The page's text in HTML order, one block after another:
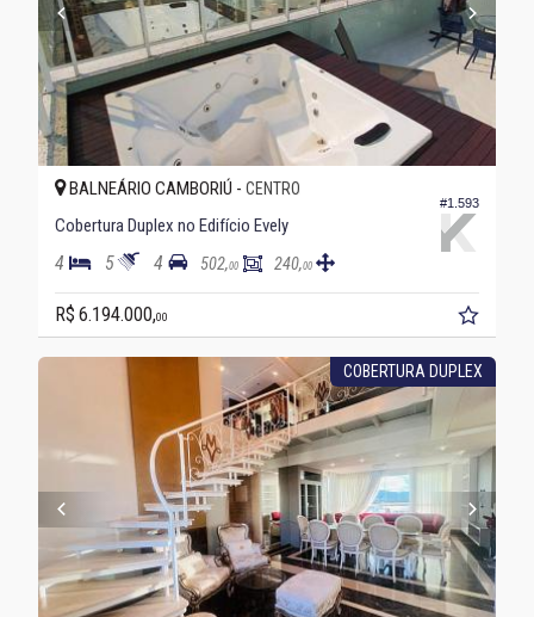
#1.593
BALNEÁRIO CAMBORIÚ - CENTRO
Cobertura Duplex no Edifício Evely
4 5 4 502,00 240,00
R$ 6.194.000,00
COBERTURA DUPLEX